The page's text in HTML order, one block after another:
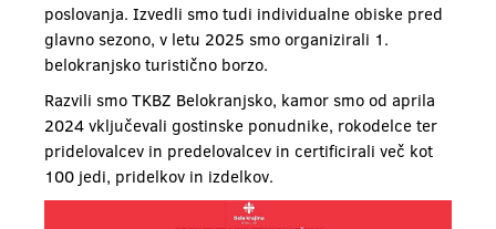
poslovanja. Izvedli smo tudi individualne obiske pred
glavno sezono, v letu 2025 smo organizirali 1.
belokranjsko turistično borzo.
Razvili smo TKBZ Belokranjsko, kamor smo od aprila
2024 vključevali gostinske ponudnike, rokodelce ter
pridelovalcev in predelovalcev in certificirali več kot
100 jedi, pridelkov in izdelkov.